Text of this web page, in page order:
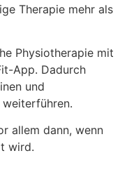
Therapie mehr als
Physiotherapie mit
App. Dadurch
und
allem dann, wenn
wird.